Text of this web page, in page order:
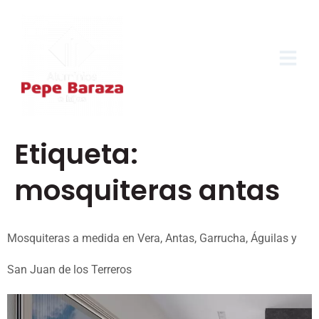
Etiqueta:
mosquiteras antas
Mosquiteras a medida en Vera, Antas, Garrucha, Águilas y
San Juan de los Terreros